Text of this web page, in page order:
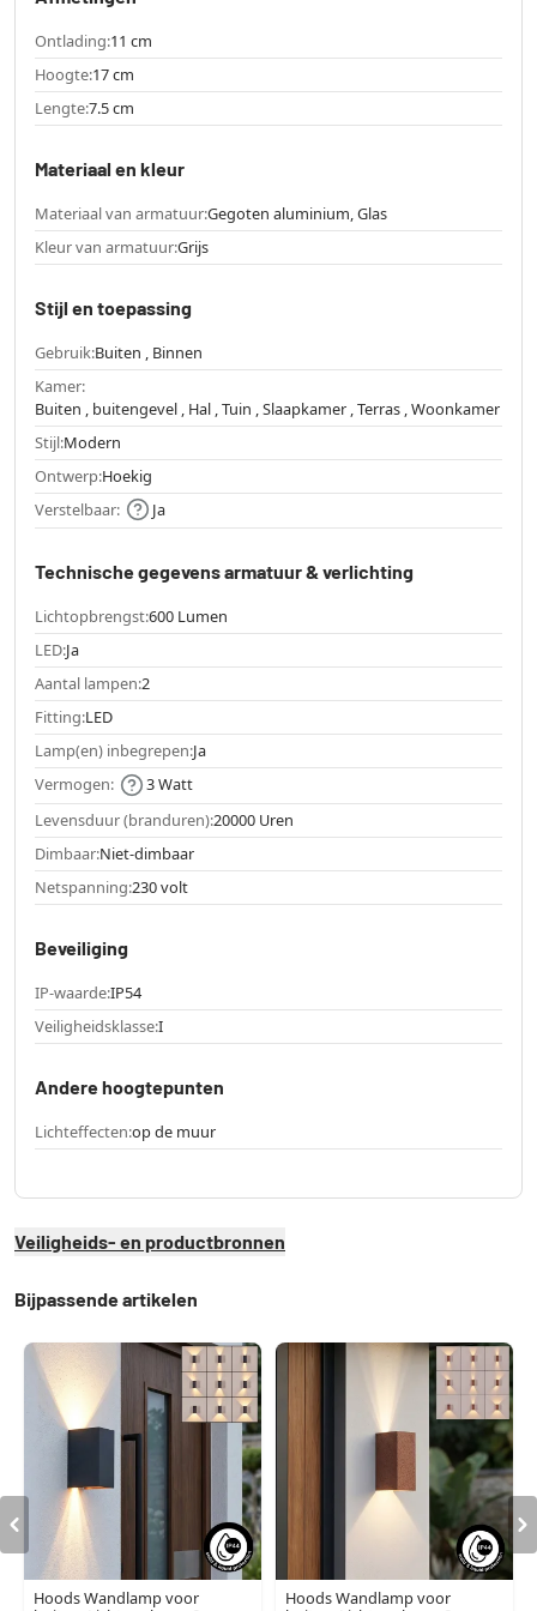
Ontlading:11 cm
Hoogte:17 cm
Lengte:7.5 cm
Materiaal en kleur
Materiaal van armatuur:Gegoten aluminium, Glas
Kleur van armatuur:Grijs
Stijl en toepassing
Gebruik:Buiten , Binnen
Kamer:
Buiten , buitengevel , Hal , Tuin , Slaapkamer , Terras , Woonkamer
Stijl:Modern
Ontwerp:Hoekig
Verstelbaar:
Ja
Technische gegevens armatuur & verlichting
Lichtopbrengst:600 Lumen
LED:Ja
Aantal lampen:2
Fitting:LED
Lamp(en) inbegrepen:Ja
Vermogen:
3 Watt
Levensduur (branduren):20000 Uren
Dimbaar:Niet-dimbaar
Netspanning:230 volt
Beveiliging
IP-waarde:IP54
Veiligheidsklasse:I
Andere hoogtepunten
Lichteffecten:op de muur
Veiligheids- en productbronnen
Bijpassende artikelen
Hoods Wandlamp voor
Hoods Wandlamp voor